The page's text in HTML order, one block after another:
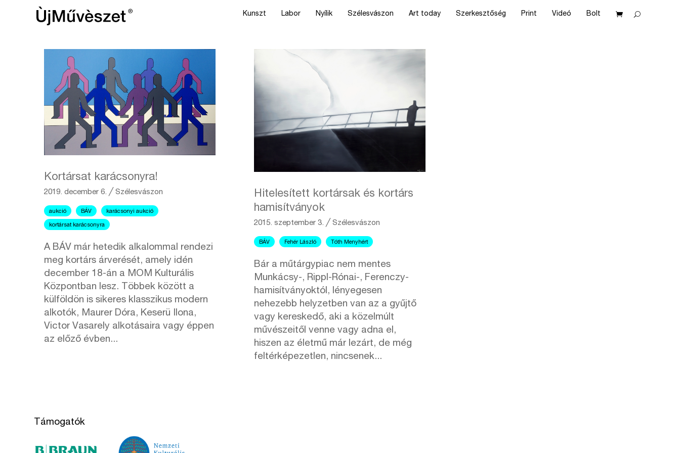
Kunszt Labor Nyílik Szélesvászon Art today Szerkesztőség Print Videó Bolt
Kortársat karácsonyra!
2019. december 6. ╱Szélesvászon
aukció BÁV karácsonyi aukció
kortársat karácsonyra
A BÁV már hetedik alkalommal rendezi
meg kortárs árverését, amely idén
december 18-án a MOM Kulturális
Központban lesz. Többek között a
külföldön is sikeres klasszikus modern
alkotók, Maurer Dóra, Keserü Ilona,
Victor Vasarely alkotásaira vagy éppen
az előző évben...
Hitelesített kortársak és kortárs
hamisítványok
2015. szeptember 3. ╱Szélesvászon
BÁV Fehér László Tóth Menyhért
Bár a műtárgypiac nem mentes
Munkácsy-, Rippl-Rónai-, Ferenczy-
hamisítványoktól, lényegesen
nehezebb helyzetben van az a gyűjtő
vagy kereskedő, aki a közelmúlt
művészeitől venne vagy adna el,
hiszen az életmű már lezárt, de még
feltérképezetlen, nincsenek...
Támogatók